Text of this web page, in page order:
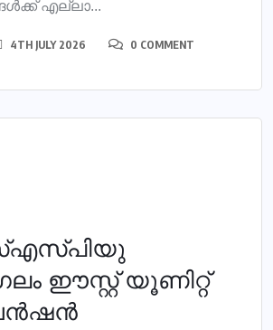
എല്ലാ...
4TH JULY 2026 0 COMMENT
ഈസ്റ്റ് യൂണിറ്റ്